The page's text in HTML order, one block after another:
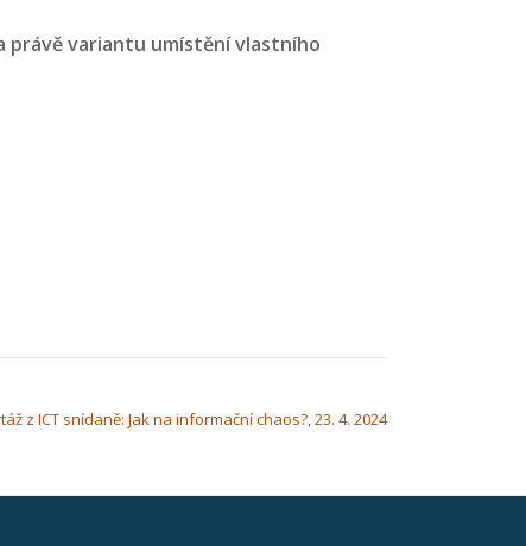
právě variantu umístění vlastního
z ICT snídaně: Jak na informační chaos?, 23. 4. 2024